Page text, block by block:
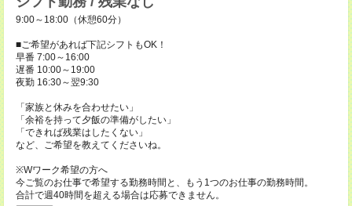
9:00～18:00（休憩60分）
■ご希望があれば下記シフトもOK！
早番 7:00～16:00
遅番 10:00～19:00
夜勤 16:30～翌9:30
「家族と休みを合わせたい」
「余裕を持って夕飯の準備がしたい」
「できれば残業はしたくない」
など、ご希望を教えてくださいね。
※Wワーク希望の方へ
今ご覧のお仕事で希望する勤務時間と、もう1つのお仕事の勤務時間。
合計で週40時間を超える場合は応募できません。